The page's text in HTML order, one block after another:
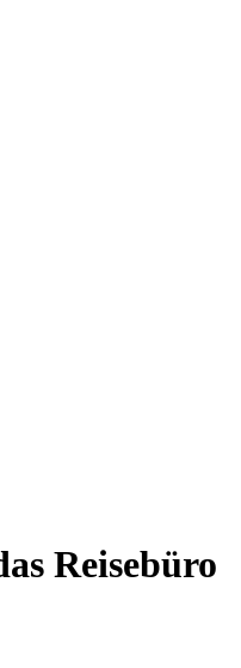
Reisebüro